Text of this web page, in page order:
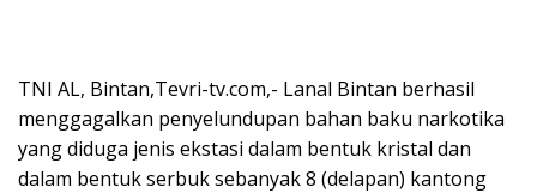
TNI AL, Bintan,Tevri-tv.com,- Lanal Bintan berhasil
menggagalkan penyelundupan bahan baku narkotika
yang diduga jenis ekstasi dalam bentuk kristal dan
dalam bentuk serbuk sebanyak 8 (delapan) kantong